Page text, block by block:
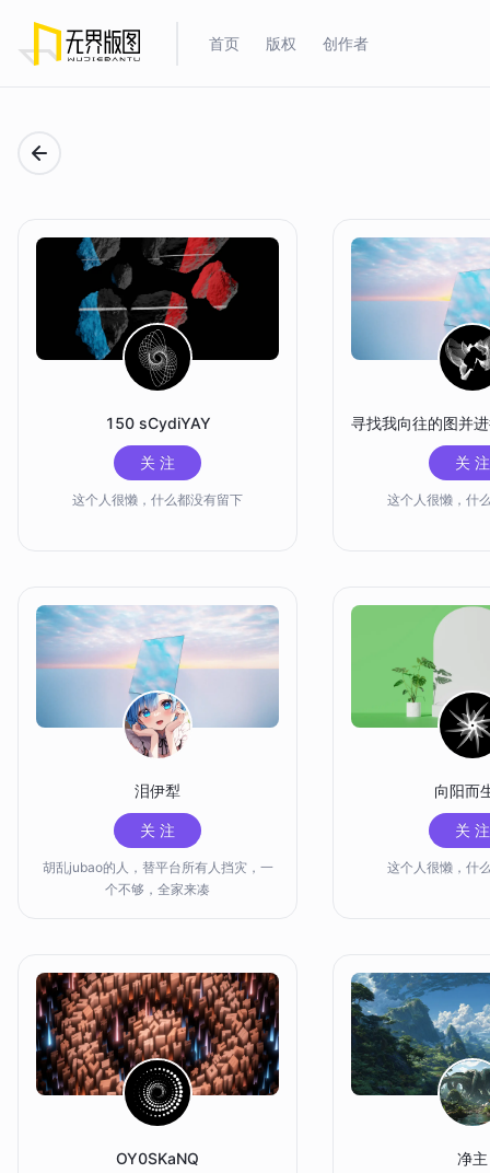
首页 版权 创作者
150 sCydiYAY
关 注
这个人很懒，什么都没有留下
关 注
这个人很懒，什
泪伊犁
关 注
胡乱jubao的人，替平台所有人挡灾，一
个不够，全家来凑
向阳而
关 注
这个人很懒，什
OY0SKaNQ 净主